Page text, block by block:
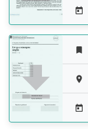




